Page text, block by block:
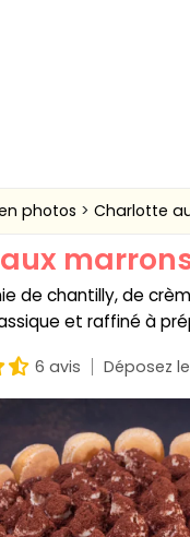
photos Charlotte
de chantilly, de
et raffiné à
6 avis Déposez